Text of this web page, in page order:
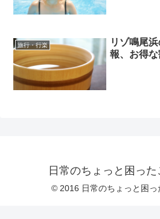
旅行・行楽
リゾ鳴尾
報、お得
日常のちょっと困っ
© 2016 日常のちょっと困っ